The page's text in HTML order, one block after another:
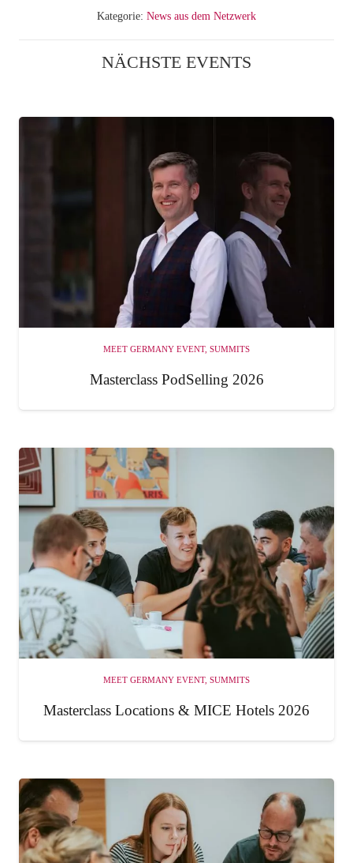
Kategorie: News aus dem Netzwerk
NÄCHSTE EVENTS
MEET GERMANY EVENT, SUMMITS
Masterclass PodSelling 2026
MEET GERMANY EVENT, SUMMITS
Masterclass Locations & MICE Hotels 2026